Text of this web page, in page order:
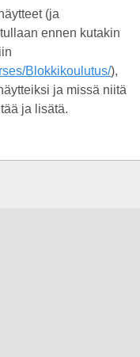
(ja
ennen kutakin
Blokkikoulutus/),
ja missä niitä
ja lisätä.